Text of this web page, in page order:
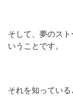
そして、夢のス
いうことです。
それを知ってい